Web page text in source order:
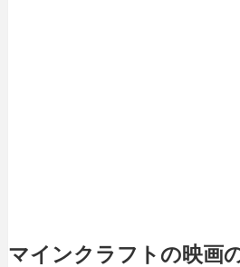
マインクラフトの映画